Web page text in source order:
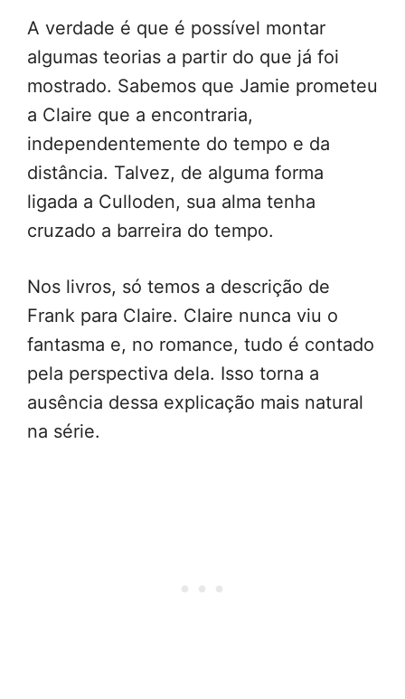
A verdade é que é possível montar
algumas teorias a partir do que já foi
mostrado. Sabemos que Jamie prometeu
a Claire que a encontraria,
independentemente do tempo e da
distância. Talvez, de alguma forma
ligada a Culloden, sua alma tenha
cruzado a barreira do tempo.
Nos livros, só temos a descrição de
Frank para Claire. Claire nunca viu o
fantasma e, no romance, tudo é contado
pela perspectiva dela. Isso torna a
ausência dessa explicação mais natural
na série.